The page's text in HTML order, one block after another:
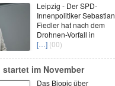
Leipzig - Der SPD-
Innenpolitiker Sebastian
Fiedler hat nach dem
Drohnen-Vorfall in
[…] (00)
startet im November
Das Biopic über